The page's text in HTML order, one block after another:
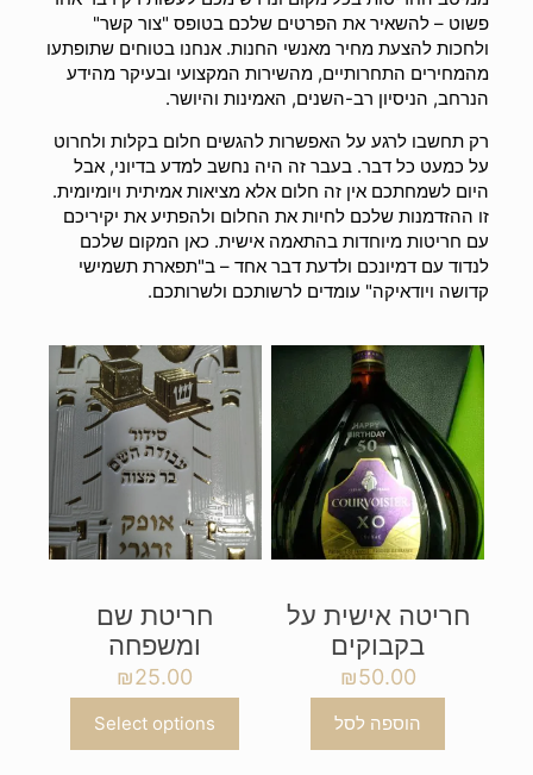
פשוט – להשאיר את הפרטים שלכם בטופס "צור קשר"
ולחכות להצעת מחיר מאנשי החנות. אנחנו בטוחים שתופתעו
מהמחירים התחרותיים, מהשירות המקצועי ובעיקר מהידע
הנרחב, הניסיון רב-השנים, האמינות והיושר.
רק תחשבו לרגע על האפשרות להגשים חלום בקלות ולחרוט
על כמעט כל דבר. בעבר זה היה נחשב למדע בדיוני, אבל
היום לשמחתכם אין זה חלום אלא מציאות אמיתית ויומיומית.
זו ההזדמנות שלכם לחיות את החלום ולהפתיע את יקיריכם
עם חריטות מיוחדות בהתאמה אישית. כאן המקום שלכם
לנדוד עם דמיונכם ולדעת דבר אחד – ב"תפארת תשמישי
קדושה ויודאיקה" עומדים לרשותכם ולשרותכם.
חריטה אישית על
בקבוקים
₪50.00
הוספה לסל
חריטת שם
ומשפחה
₪25.00
Select options